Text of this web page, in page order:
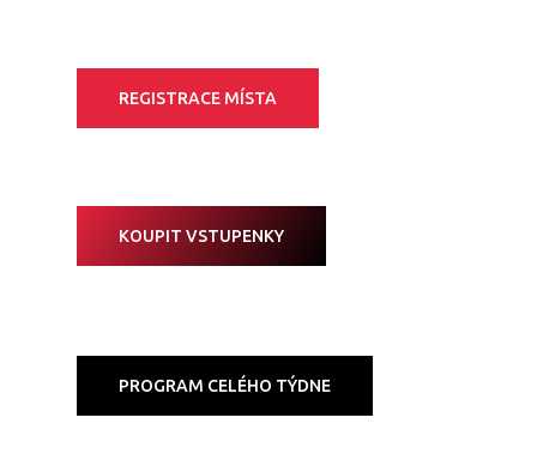
REGISTRACE MÍSTA
KOUPIT VSTUPENKY
PROGRAM CELÉHO TÝDNE